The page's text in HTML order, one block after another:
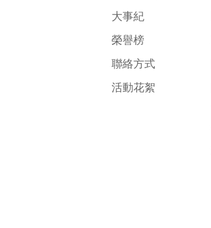
大事紀
榮譽榜
聯絡方式
活動花絮